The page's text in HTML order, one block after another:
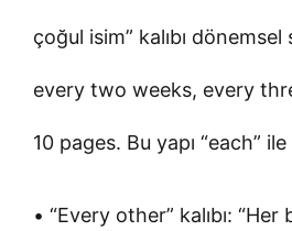
çoğul isim” kalıbı dönemsel
every two weeks, every
10 pages. Bu yapı “each”
• “Every other” kalıbı: “Her